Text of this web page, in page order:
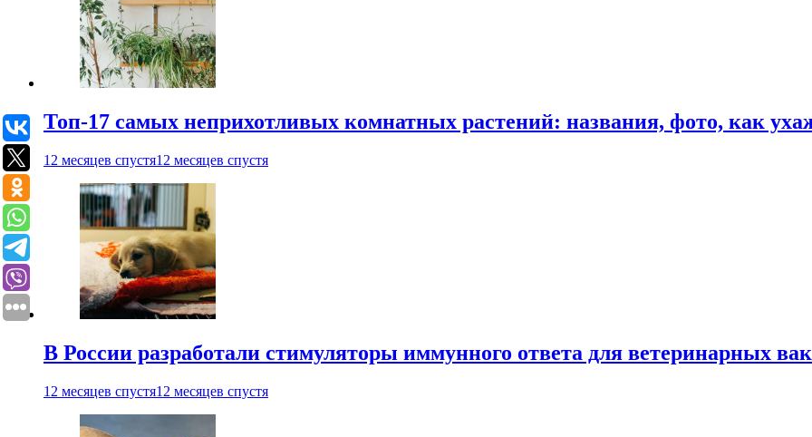
Топ-17 самых неприхотливых комнатных растений: названия, фото, как
12 месяцев спустя12 месяцев спустя
В России разработали стимуляторы иммунного ответа для ветеринарных
12 месяцев спустя12 месяцев спустя